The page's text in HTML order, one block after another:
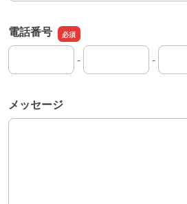
電話番号
電話番号の市外局番
-
電話番号の市内局番 -
電話番号の加入者番号
メッセージ
メッセージ